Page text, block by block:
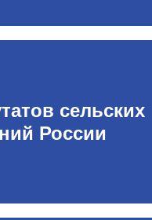
сельских
России